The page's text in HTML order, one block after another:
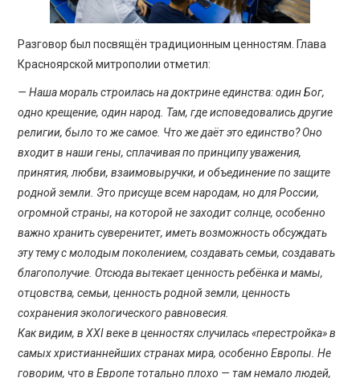
Разговор был посвящён традиционным ценностям. Глава
Красноярской митрополии отметил:
— Наша мораль строилась на доктрине единства: один Бог,
одно крещение, один народ. Там, где исповедовались другие
религии, было то же самое. Что же даёт это единство? Оно
входит в наши гены, сплачивая по принципу уважения,
принятия, любви, взаимовыручки, и объединение по защите
родной земли. Это присуще всем народам, но для России,
огромной страны, на которой не заходит солнце, особенно
важно хранить суверенитет, иметь возможность обсуждать
эту тему с молодым поколением, создавать семьи, создавать
благополучие. Отсюда вытекает ценность ребёнка и мамы,
отцовства, семьи, ценность родной земли, ценность
сохранения экологического равновесия.
Как видим, в XXI веке в ценностях случилась «перестройка» в
самых христианнейших странах мира, особенно Европы. Не
говорим, что в Европе тотально плохо — там немало людей,